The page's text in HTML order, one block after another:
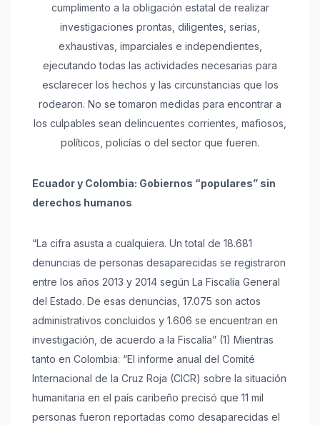
cumplimento a la obligación estatal de realizar
investigaciones prontas, diligentes, serias,
exhaustivas, imparciales e independientes,
ejecutando todas las actividades necesarias para
esclarecer los hechos y las circunstancias que los
rodearon. No se tomaron medidas para encontrar a
los culpables sean delincuentes corrientes, mafiosos,
políticos, policías o del sector que fueren.
Ecuador y Colombia: Gobiernos “populares” sin
derechos humanos
“La cifra asusta a cualquiera. Un total de 18.681
denuncias de personas desaparecidas se registraron
entre los años 2013 y 2014 según La Fiscalía General
del Estado. De esas denuncias, 17.075 son actos
administrativos concluidos y 1.606 se encuentran en
investigación, de acuerdo a la Fiscalía” (1) Mientras
tanto en Colombia: “El informe anual del Comité
Internacional de la Cruz Roja (CICR) sobre la situación
humanitaria en el país caribeño precisó que 11 mil
personas fueron reportadas como desaparecidas el